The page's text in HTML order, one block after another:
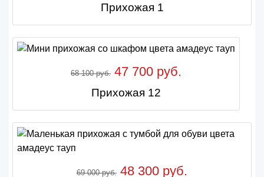
Прихожая 1
68 100 руб. 47 700 руб.
Прихожая 12
69 000 руб. 48 300 руб.